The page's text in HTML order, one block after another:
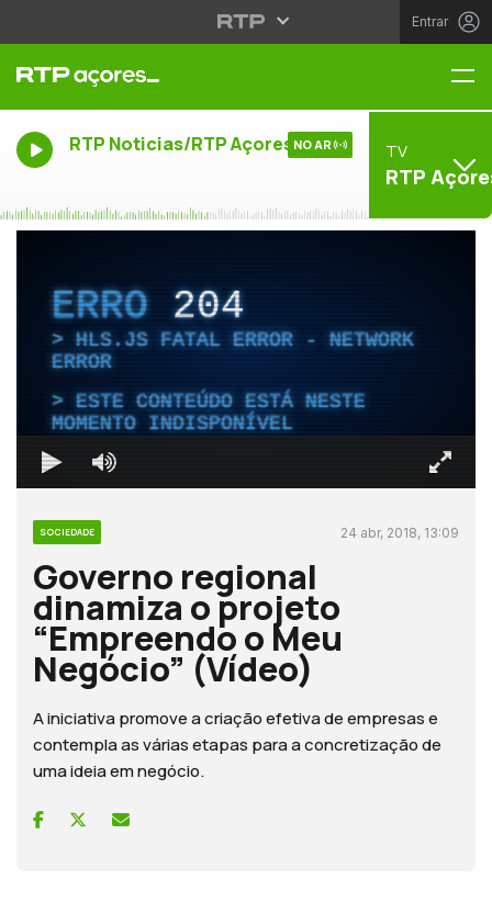
Entrar
RTP Noticias/RTP Açores NO AR TV
RTP
ERRO204
HLS.JS FATAL ERROR - NETWORK
ERROR
ESTE CONTEÚDO ESTÁ NESTE
MOMENTO INDISPONÍVEL
SOCIEDADE 24 abr, 2018, 13:09
Governo regional
dinamiza o projeto
“Empreendo o Meu
Negócio” (Vídeo)
A iniciativa promove a criação efetiva de empresas e
contempla as várias etapas para a concretização de
uma ideia em negócio.